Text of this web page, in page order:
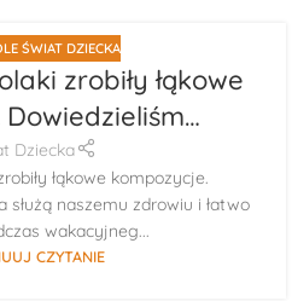
ŚWIAT DZIECKA
zrobiły łąkowe
Dziecka
łąkowe kompozycje.
służą naszemu zdrowiu i łatwo
wakacyjneg...
CZYTANIE